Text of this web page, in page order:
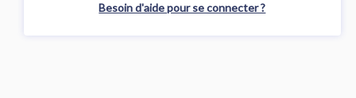
Besoin d'aide pour se connecter ?